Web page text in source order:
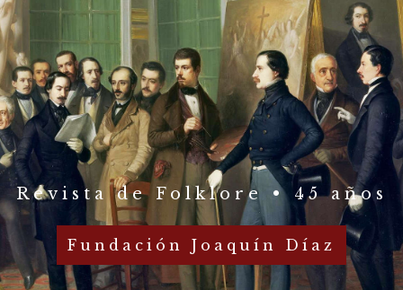
Revista de Folklore • 45 años
Fundación Joaquín Díaz